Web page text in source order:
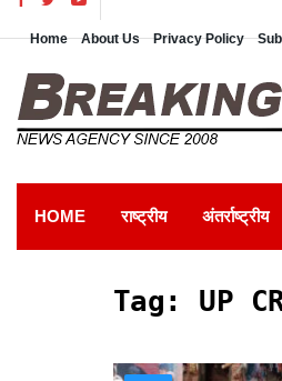
Home About Us Privacy Policy
HOME राष्ट्रीय अंतर्राष्ट्रीय
Tag: UP